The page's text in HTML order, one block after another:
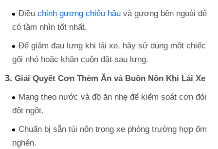
Điều chỉnh gương chiếu hậu và gương bên ngoài để
có tầm nhìn tốt nhất.
Để giảm đau lưng khi lái xe, hãy sử dụng một chiếc
gối nhỏ hoặc khăn cuộn đặt sau lưng.
3. Giải Quyết Cơn Thèm Ăn và Buồn Nôn Khi Lái Xe
Mang theo nước và đồ ăn nhẹ để kiểm soát cơn đói
đột ngột.
Chuẩn bị sẵn túi nôn trong xe phòng trường hợp ốm
nghén.